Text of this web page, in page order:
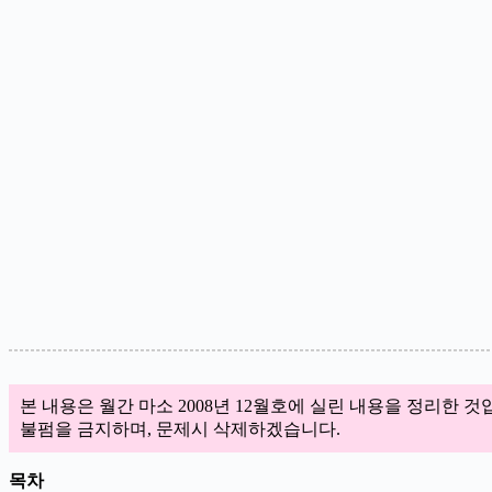
본 내용은 월간 마소 2008년 12월호에 실린 내용을 정리한 것
불펌을 금지하며, 문제시 삭제하겠습니다.
목차